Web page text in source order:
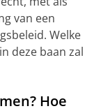
van een
Welke
deze baan zal
Hoe